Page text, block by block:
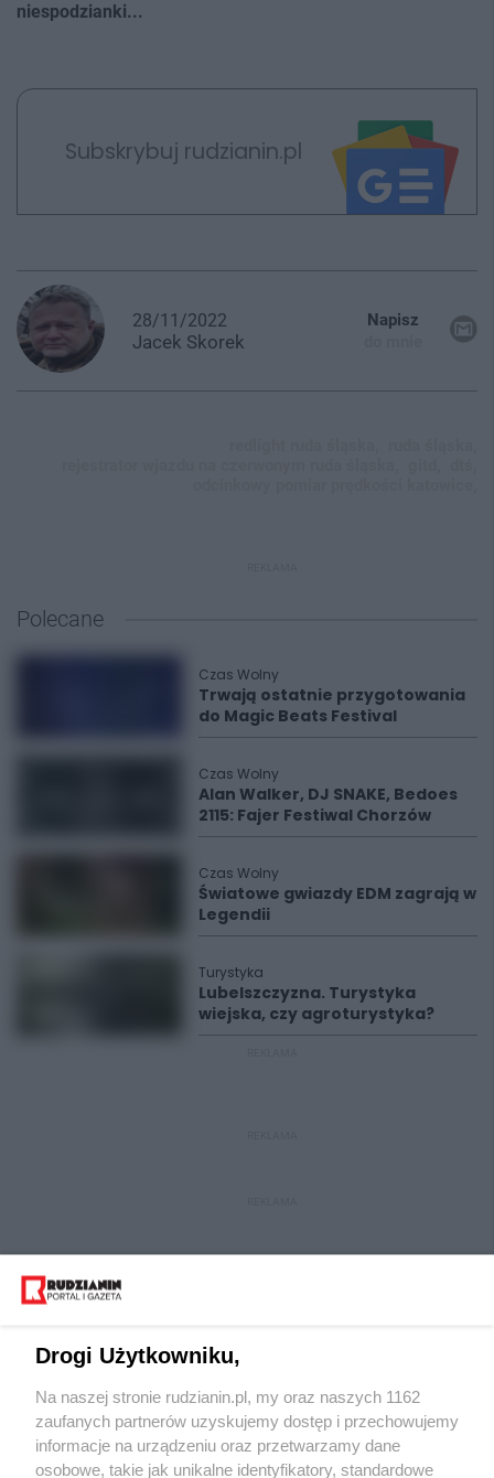
niespodzianki...
Subskrybuj rudzianin.pl
28/11/2022
Jacek Skorek
Napisz
Polecane
Czas Wolny
Trwają ostatnie przygotowania
do Magic Beats Festival
Czas Wolny
Alan Walker, DJ SNAKE, Bedoes
2115: Fajer Festiwal Chorzów
Czas Wolny
Światowe gwiazdy EDM zagrają w
Legendii
Turystyka
Lubelszczyzna. Turystyka
wiejska, czy agroturystyka?
Wydawca mediów lokalnych
Drogi Użytkowniku,
Na naszej stronie rudzianin.pl, my oraz naszych 1162
zaufanych partnerów uzyskujemy dostęp i przechowujemy
informacje na urządzeniu oraz przetwarzamy dane
osobowe, takie jak unikalne identyfikatory, standardowe